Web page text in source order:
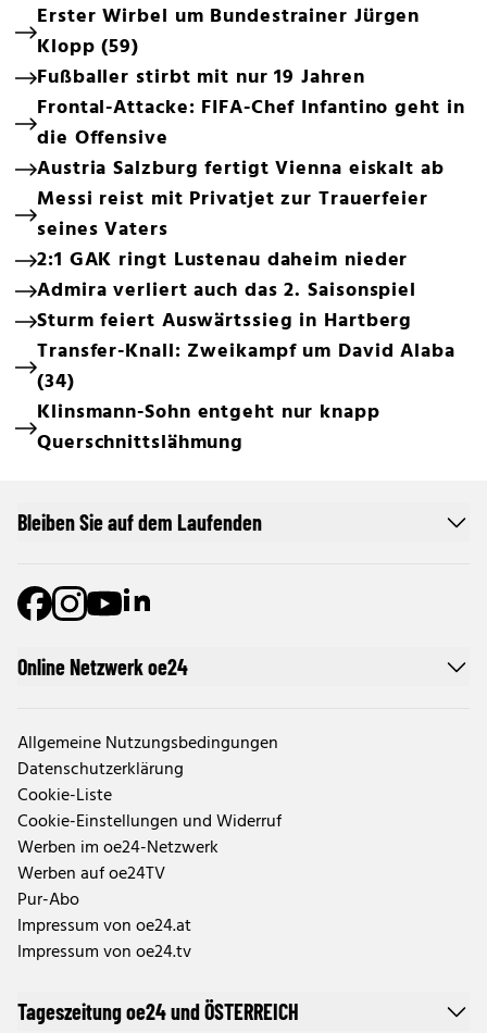
Erster Wirbel um Bundestrainer Jürgen
Klopp (59)
Fußballer stirbt mit nur 19 Jahren
Frontal-Attacke: FIFA-Chef Infantino geht in
die Offensive
Austria Salzburg fertigt Vienna eiskalt ab
Messi reist mit Privatjet zur Trauerfeier
seines Vaters
2:1 GAK ringt Lustenau daheim nieder
Admira verliert auch das 2. Saisonspiel
Sturm feiert Auswärtssieg in Hartberg
Transfer-Knall: Zweikampf um David Alaba
(34)
Klinsmann-Sohn entgeht nur knapp
Querschnittslähmung
Online Netzwerk oe24
Allgemeine Nutzungsbedingungen
Datenschutzerklärung
Cookie-Liste
Cookie-Einstellungen und Widerruf
Werben im oe24-Netzwerk
Werben auf oe24TV
Pur-Abo
Impressum von oe24.at
Impressum von oe24.tv
Tageszeitung oe24 und ÖSTERREICH
Bleiben Sie auf dem Laufenden